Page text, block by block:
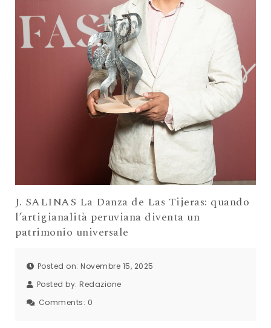
J. SALINAS La Danza de Las Tijeras: quando
l’artigianalità peruviana diventa un
patrimonio universale
Posted on: Novembre 15, 2025
Posted by: Redazione
Comments: 0